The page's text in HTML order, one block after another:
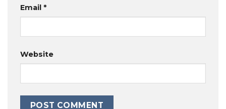
Email *
Website